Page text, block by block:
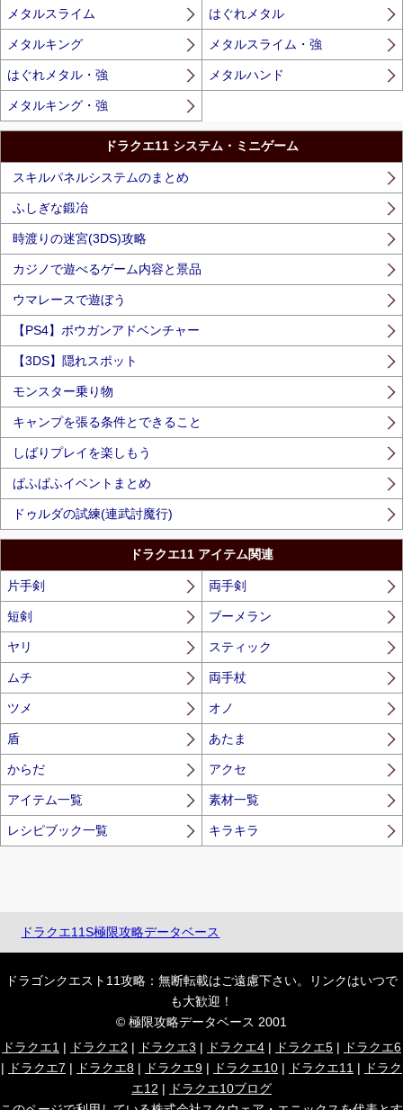
メタルスライム はぐれメタル
メタルキング メタルスライム・強
はぐれメタル・強 メタルハンド
メタルキング・強
ドラクエ11 システム・ミニゲーム
スキルパネルシステムのまとめ
ふしぎな鍛冶
時渡りの迷宮(3DS)攻略
カジノで遊べるゲーム内容と景品
ウマレースで遊ぼう
【PS4】ボウガンアドベンチャー
【3DS】隠れスポット
モンスター乗り物
キャンプを張る条件とできること
しばりプレイを楽しもう
ぱふぱふイベントまとめ
ドゥルダの試練(連武討魔行)
ドラクエ11 アイテム関連
片手剣 両手剣
短剣 ブーメラン
ヤリ スティック
ムチ 両手杖
ツメ オノ
盾 あたま
からだ アクセ
アイテム一覧 素材一覧
レシピブック一覧 キラキラ
ドラクエ11S極限攻略データベース
ドラゴンクエスト11攻略：無断転載はご遠慮下さい。リンクはいつで
も大歓迎！
© 極限攻略データベース 2001
ドラクエ1 | ドラクエ2 | ドラクエ3 | ドラクエ4 | ドラクエ5 |
ドラクエ6
|
ドラクエ7 | ドラクエ8 | ドラクエ9 | ドラクエ10 | ドラクエ11 |
ドラク
エ12 |
ドラクエ10ブログ